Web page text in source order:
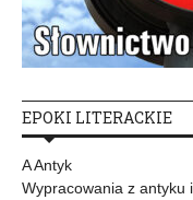
EPOKI LITERACKIE
A Antyk
Wypracowania z antyku